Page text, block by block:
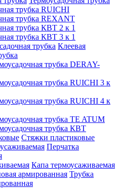
трубка RUICHI
трубка REXANT
трубка КВТ 2 к 1
трубка КВТ 3 к 1
Клеевая
трубка DERAY-
трубка RUICHI 3 к
трубка RUICHI 4 к
трубка TE ATUM
трубка КВТ
Стяжки пластиковые
Перчатка
Капа термоусаживаемая
Трубка